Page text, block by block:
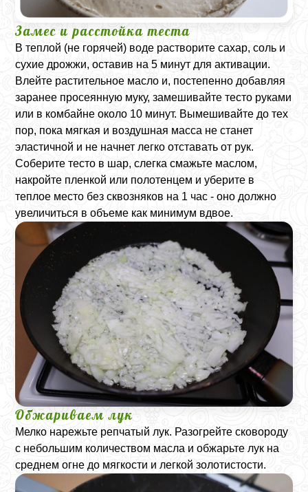
Замес и расстойка теста
В теплой (не горячей) воде растворите сахар, соль и
сухие дрожжи, оставив на 5 минут для активации.
Влейте растительное масло и, постепенно добавляя
заранее просеянную муку, замешивайте тесто руками
или в комбайне около 10 минут. Вымешивайте до тех
пор, пока мягкая и воздушная масса не станет
эластичной и не начнет легко отставать от рук.
Соберите тесто в шар, слегка смажьте маслом,
накройте пленкой или полотенцем и уберите в
теплое место без сквозняков на 1 час - оно должно
увеличиться в объеме как минимум вдвое.
Обжариваем лук
Мелко нарежьте репчатый лук. Разогрейте сковороду
с небольшим количеством масла и обжарьте лук на
среднем огне до мягкости и легкой золотистости.